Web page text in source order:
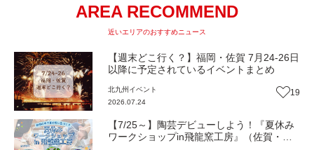
AREA RECOMMEND
近いエリアのおすすめニュース
【週末どこ行く？】福岡・佐賀 7月24-26日
以降に予定されているイベントまとめ
北九州 イベント
2026.07.24
19
【7/25～】陶芸デビューしよう！『夏休み
ワークショップin飛龍窯工房』（佐賀・武